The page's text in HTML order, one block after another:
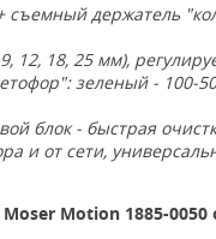
съемный держатель
9, 12, 18, 25 мм),
зеленый - 100-
блок - быстрая
и от сети,
Motion 1885-0050